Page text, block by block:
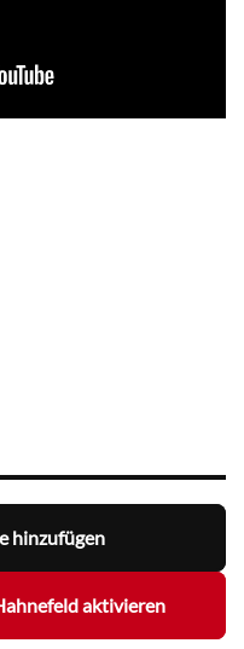
hinzufügen
aktivieren